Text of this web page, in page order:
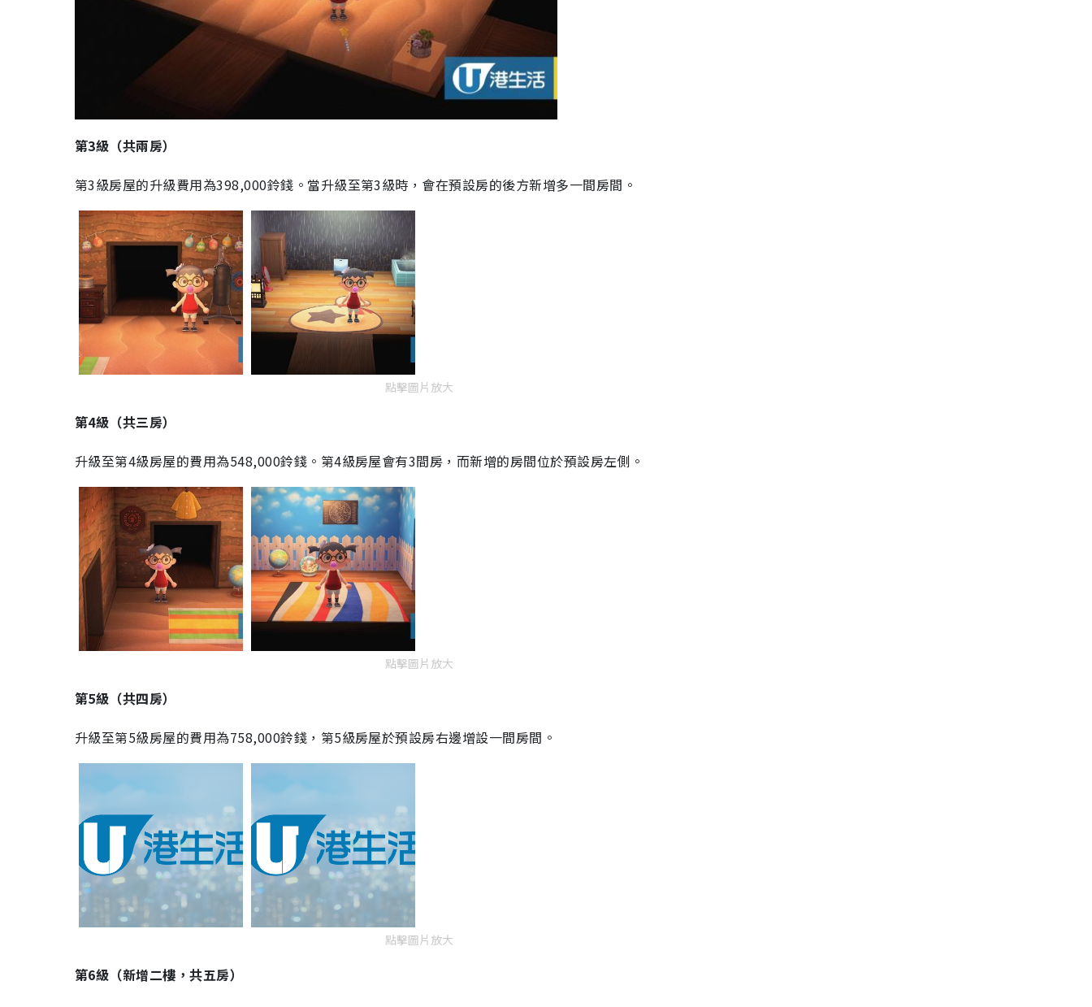
第3級（共兩房）
第3級房屋的升級費用為398,000鈴錢。當升級至第3級時，會在預設房的後方新增多一間房間。
點擊圖片放大
第4級（共三房）
升級至第4級房屋的費用為548,000鈴錢。第4級房屋會有3間房，而新增的房間位於預設房左側。
點擊圖片放大
第5級（共四房）
升級至第5級房屋的費用為758,000鈴錢，第5級房屋於預設房右邊增設一間房間。
點擊圖片放大
第6級（新增二樓，共五房）